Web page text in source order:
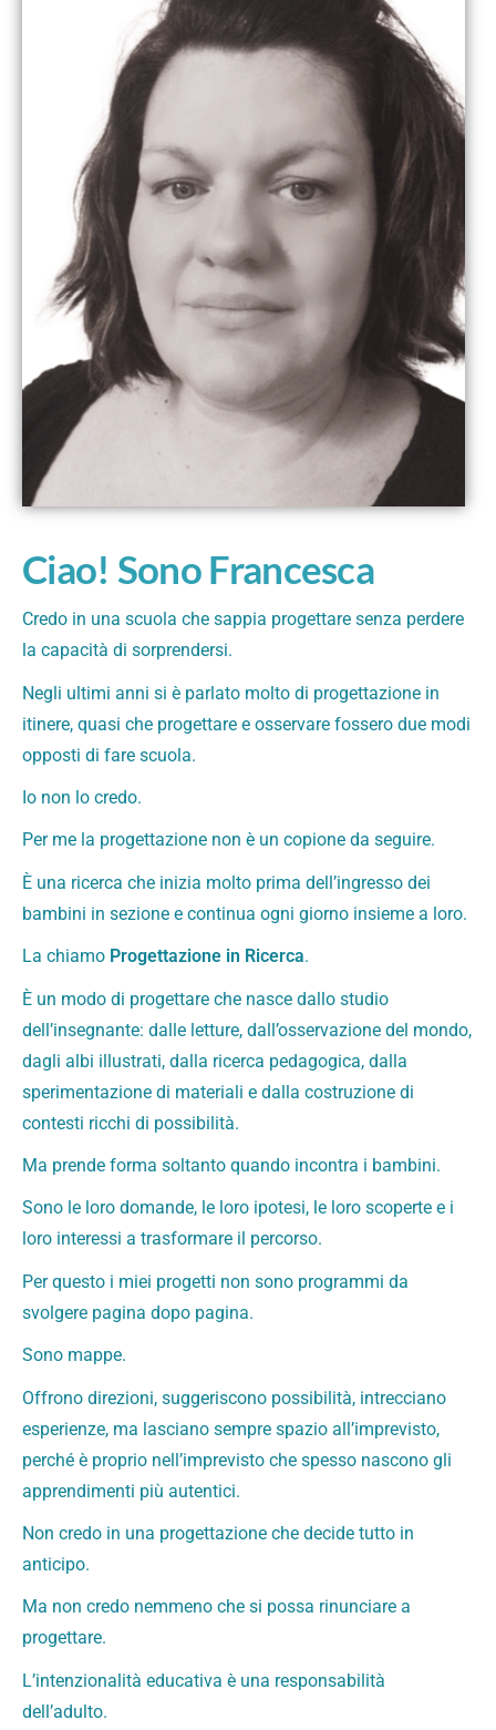
Ciao! Sono Francesca
Credo in una scuola che sappia progettare senza perdere
la capacità di sorprendersi.
Negli ultimi anni si è parlato molto di progettazione in
itinere, quasi che progettare e osservare fossero due modi
opposti di fare scuola.
Io non lo credo.
Per me la progettazione non è un copione da seguire.
È una ricerca che inizia molto prima dell’ingresso dei
bambini in sezione e continua ogni giorno insieme a loro.
La chiamo Progettazione in Ricerca.
È un modo di progettare che nasce dallo studio
dell’insegnante: dalle letture, dall’osservazione del mondo,
dagli albi illustrati, dalla ricerca pedagogica, dalla
sperimentazione di materiali e dalla costruzione di
contesti ricchi di possibilità.
Ma prende forma soltanto quando incontra i bambini.
Sono le loro domande, le loro ipotesi, le loro scoperte e i
loro interessi a trasformare il percorso.
Per questo i miei progetti non sono programmi da
svolgere pagina dopo pagina.
Sono mappe.
Offrono direzioni, suggeriscono possibilità, intrecciano
esperienze, ma lasciano sempre spazio all’imprevisto,
perché è proprio nell’imprevisto che spesso nascono gli
apprendimenti più autentici.
Non credo in una progettazione che decide tutto in
anticipo.
Ma non credo nemmeno che si possa rinunciare a
progettare.
L’intenzionalità educativa è una responsabilità
dell’adulto.